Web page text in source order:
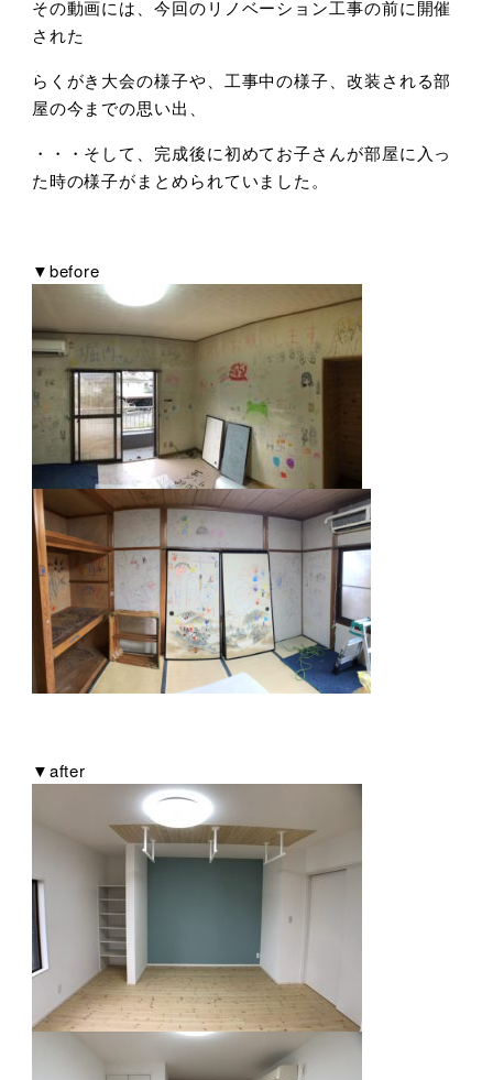
その動画には、今回のリノベーション工事の前に開催
された
らくがき大会の様子や、工事中の様子、改装される部
屋の今までの思い出、
・・・そして、完成後に初めてお子さんが部屋に入っ
た時の様子がまとめられていました。
▼before
▼after